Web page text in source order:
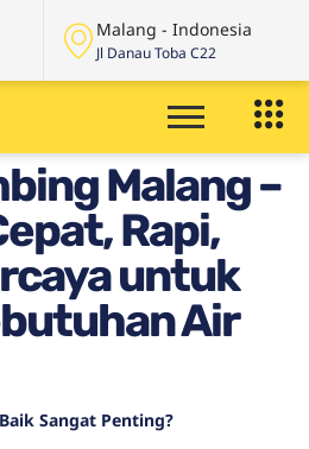
Malang - Indonesia
Jl Danau Toba C22
Malang –
Rapi,
untuk
Air
Sangat Penting?